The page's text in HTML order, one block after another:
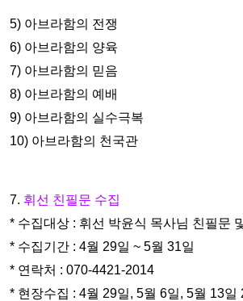
5) 아브라함의 전쟁
6) 아브라함의 양육
7) 아브라함의 믿음
8) 아브라함의 예배
9) 아브라함의 실수극복
10) 아브라함의 천국관
7. 휘선 친필문 수집
* 수집대상 : 휘선 박윤식 목사님 친필문
* 수집기간 : 4월 29일 ~ 5월 31일
* 연락처 : 070-4421-2014
* 현장수집 : 4월 29일, 5월 6일, 5월 13일